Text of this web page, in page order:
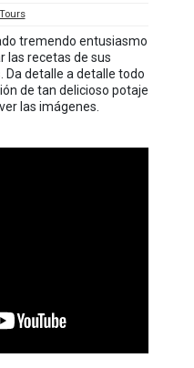
tremendo entusiasmo
las recetas de sus
detalle a detalle todo
de tan delicioso potaje
las imágenes.